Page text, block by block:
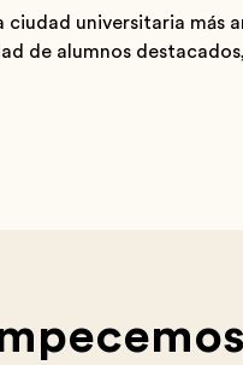
universitaria más
de alumnos